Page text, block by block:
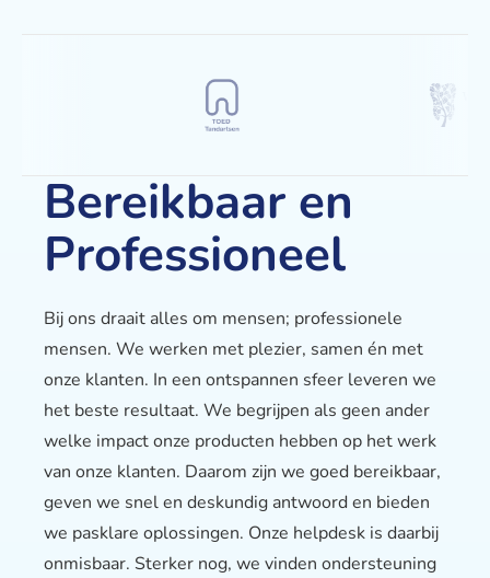
Bereikbaar en
Professioneel
Bij ons draait alles om mensen; professionele
mensen. We werken met plezier, samen én met
onze klanten. In een ontspannen sfeer leveren we
het beste resultaat. We begrijpen als geen ander
welke impact onze producten hebben op het werk
van onze klanten. Daarom zijn we goed bereikbaar,
geven we snel en deskundig antwoord en bieden
we pasklare oplossingen. Onze helpdesk is daarbij
onmisbaar. Sterker nog, we vinden ondersteuning